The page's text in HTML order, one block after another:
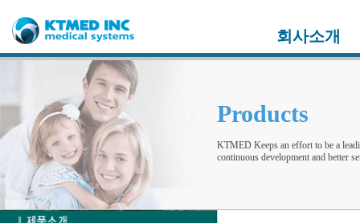
회사소개
Products
KTMED Keeps an effort to be a
continuous development and better